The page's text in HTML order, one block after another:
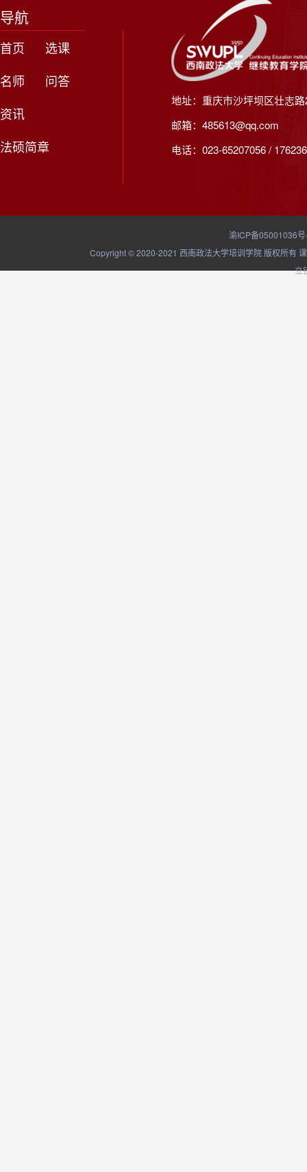
导航
首页
选课
名师
问答
资讯
法硕简章
地址：重庆市沙坪坝区壮志
邮箱：485613@qq.com
电话：023-65207056 /
渝ICP备05001036
Copyright © 2020-2021 西南政法大学培训学院 版权所有
立